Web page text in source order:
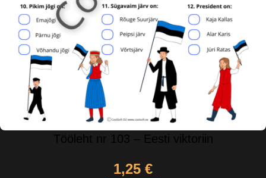
Tööleht nr 103 – Eesti viktoriin
1,25 €